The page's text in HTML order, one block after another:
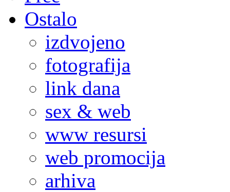
Ostalo
izdvojeno
fotografija
link dana
sex & web
www resursi
web promocija
arhiva